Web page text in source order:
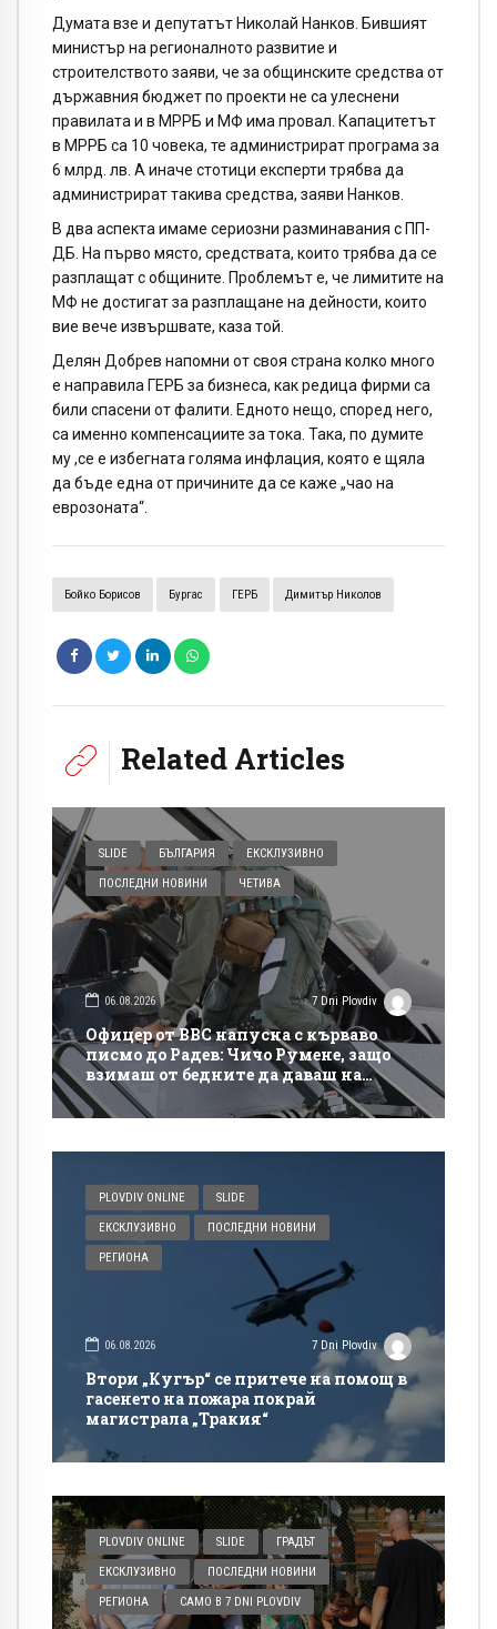
Думата взе и депутатът Николай Нанков. Бившият
министър на регионалното развитие и
строителството заяви, че за общинските средства от
държавния бюджет по проекти не са улеснени
правилата и в МРРБ и МФ има провал. Капацитетът
в МРРБ са 10 човека, те администрират програма за
6 млрд. лв. А иначе стотици експерти трябва да
администрират такива средства, заяви Нанков.
В два аспекта имаме сериозни разминавания с ПП-
ДБ. На първо място, средствата, които трябва да се
разплащат с общините. Проблемът е, че лимитите на
МФ не достигат за разплащане на дейности, които
вие вече извършвате, каза той.
Делян Добрев напомни от своя страна колко много
е направила ГЕРБ за бизнеса, как редица фирми са
били спасени от фалити. Едното нещо, според него,
са именно компенсациите за тока. Така, по думите
му ,се е избегната голяма инфлация, която е щяла
да бъде една от причините да се каже „чао на
еврозоната“.
Бойко Борисов Бургас ГЕРБ Димитър Николов
Related Articles
SLIDE БЪЛГАРИЯ ЕКСКЛУЗИВНО
ПОСЛЕДНИ НОВИНИ ЧЕТИВА
06.08.2026 7 Dni Plovdiv
Офицер от ВВС напусна с кърваво
писмо до Радев: Чичо Румене, защо
взимаш от бедните да даваш на
богатите?
PLOVDIV ONLINE SLIDE
ЕКСКЛУЗИВНО ПОСЛЕДНИ НОВИНИ
РЕГИОНА
06.08.2026 7 Dni Plovdiv
Втори „Кугър“ се притече на помощ в
гасенето на пожара покрай
магистрала „Тракия“
PLOVDIV ONLINE SLIDE ГРАДЪТ
ЕКСКЛУЗИВНО ПОСЛЕДНИ НОВИНИ
РЕГИОНА САМО В 7 DNI PLOVDIV